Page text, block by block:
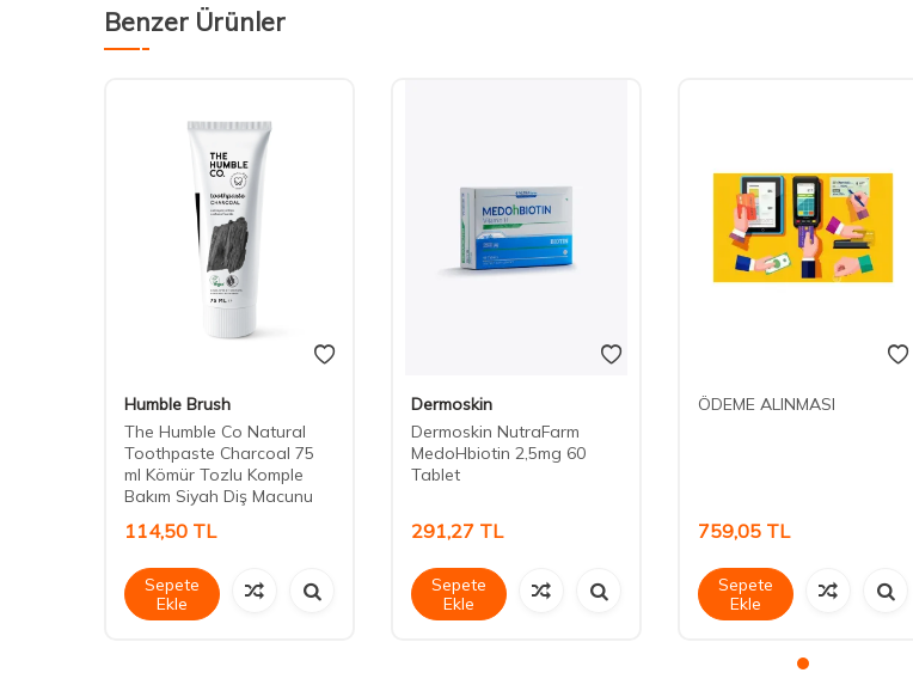
Benzer Ürünler
Humble Brush
The Humble Co Natural
Toothpaste Charcoal 75
ml Kömür Tozlu Komple
Bakım Siyah Diş Macunu
114,50 TL
Sepete
Ekle
Dermoskin
Dermoskin NutraFarm
MedoHbiotin 2,5mg 60
Tablet
291,27 TL
Sepete
Ekle
ÖDEME ALINMASI
759,05 TL
Sepete
Ekle